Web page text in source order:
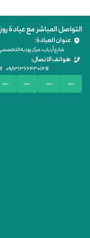
التواصل المباشر مع عيادة
عنوان العيادة:
شارع أرباب، مركز روزبه
هواتف الاتصال:
#۳۱۳۶۶۴۳۰۱۴#